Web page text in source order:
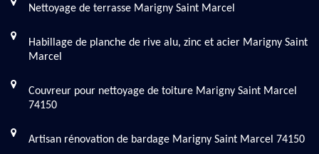
Nettoyage de terrasse Marigny Saint Marcel
Habillage de planche de rive alu, zinc et acier Marigny Saint
Marcel
Couvreur pour nettoyage de toiture Marigny Saint Marcel
74150
Artisan rénovation de bardage Marigny Saint Marcel 74150